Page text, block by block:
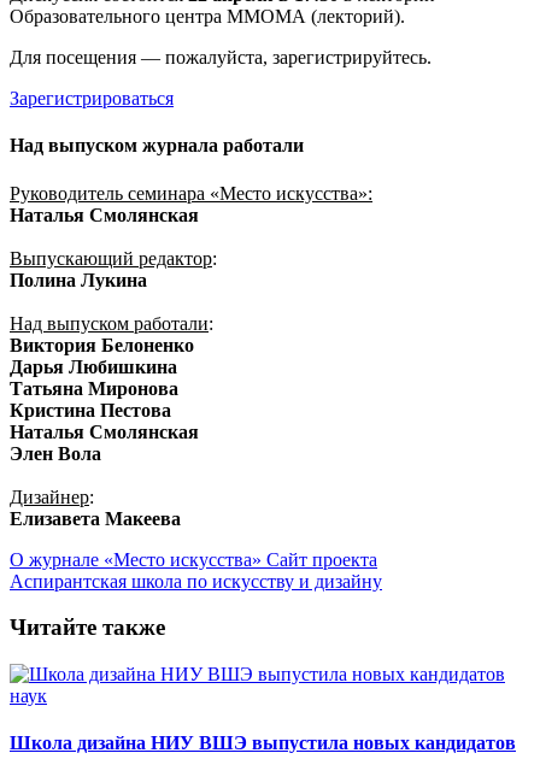
Образовательного центра ММОМА (лекторий).
Для посещения — пожалуйста, зарегистрируйтесь.
Зарегистрироваться
Над выпуском журнала работали
Руководитель семинара «Место искусства»:
Наталья Смолянская
Выпускающий редактор:
Полина Лукина
Над выпуском работали:
Виктория Белоненко
Дарья Любишкина
Татьяна Миронова
Кристина Пестова
Наталья Смолянская
Элен Вола
Дизайнер:
Елизавета Макеева
О журнале «Место искусства» Сайт проекта
Аспирантская школа по искусству и дизайну
Читайте также
Школа дизайна НИУ ВШЭ выпустила новых кандидатов